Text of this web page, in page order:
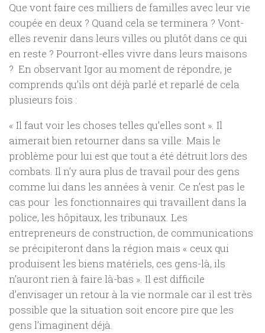
Que vont faire ces milliers de familles avec leur vie
coupée en deux ? Quand cela se terminera ? Vont-
elles revenir dans leurs villes ou plutôt dans ce qui
en reste ? Pourront-elles vivre dans leurs maisons
? En observant Igor au moment de répondre, je
comprends qu’ils ont déjà parlé et reparlé de cela
plusieurs fois :
« Il faut voir les choses telles qu’elles sont ». Il
aimerait bien retourner dans sa ville. Mais le
problème pour lui est que tout a été détruit lors des
combats. Il n’y aura plus de travail pour des gens
comme lui dans les années à venir. Ce n’est pas le
cas pour les fonctionnaires qui travaillent dans la
police, les hôpitaux, les tribunaux. Les
entrepreneurs de construction, de communications
se précipiteront dans la région mais « ceux qui
produisent les biens matériels, ces gens-là, ils
n’auront rien à faire là-bas ». Il est difficile
d’envisager un retour à la vie normale car il est très
possible que la situation soit encore pire que les
gens l’imaginent déjà.